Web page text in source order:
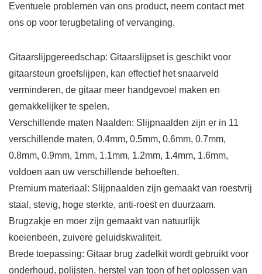
Eventuele problemen van ons product, neem contact met
ons op voor terugbetaling of vervanging.
Gitaarslijpgereedschap: Gitaarslijpset is geschikt voor
gitaarsteun groefslijpen, kan effectief het snaarveld
verminderen, de gitaar meer handgevoel maken en
gemakkelijker te spelen.
Verschillende maten Naalden: Slijpnaalden zijn er in 11
verschillende maten, 0.4mm, 0.5mm, 0.6mm, 0.7mm,
0.8mm, 0.9mm, 1mm, 1.1mm, 1.2mm, 1.4mm, 1.6mm,
voldoen aan uw verschillende behoeften.
Premium materiaal: Slijpnaalden zijn gemaakt van roestvrij
staal, stevig, hoge sterkte, anti-roest en duurzaam.
Brugzakje en moer zijn gemaakt van natuurlijk
koeienbeen, zuivere geluidskwaliteit.
Brede toepassing: Gitaar brug zadelkit wordt gebruikt voor
onderhoud, polijsten, herstel van toon of het oplossen van